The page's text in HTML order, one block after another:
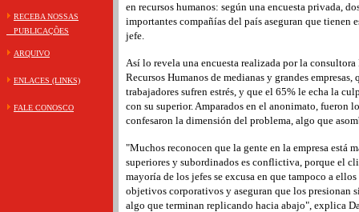
RECEBA NOSSAS
PUBLICAÇÕES
ARQUIVO
ENLACES (LINKS)
FALE CONOSCO
en recursos humanos: según una encuesta privada,
importantes compañías del país aseguran que tienen
jefe.
Así lo revela una encuesta realizada por la consultora
Recursos Humanos de medianas y grandes
trabajadores sufren estrés, y que el 65% le echa la
con su superior. Amparados en el anonimato, fueron
confesaron la dimensión del problema, algo que
"Muchos reconocen que la gente en la empresa está
superiores y subordinados es conflictiva, porque el
mayoría de los jefes se excusa en que tampoco a
objetivos corporativos y aseguran que los presionan
algo que terminan replicando hacia abajo", explica